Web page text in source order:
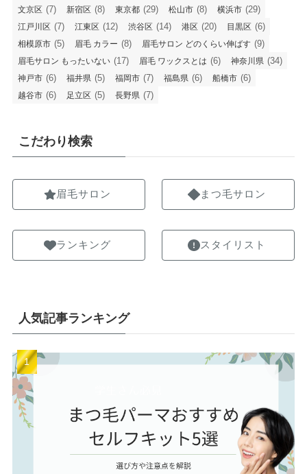
文京区 (7) 新宿区 (8) 東京都 (29) 松山市 (8) 横浜市 (29)
江戸川区 (7) 江東区 (12) 渋谷区 (14) 港区 (20) 目黒区 (6)
相模原市 (5) 眉毛 カラー (8) 眉毛サロン どのくらい伸ばす (9)
眉毛サロン もったいない (17) 眉毛 ワックスとは (6) 神奈川県 (34)
神戸市 (6) 福井県 (5) 福岡市 (7) 福島県 (6) 船橋市 (6)
越谷市 (6) 足立区 (5) 長野県 (7)
こだわり検索
眉毛サロン
ランキング
まつ毛サロン
スタイリスト
人気記事ランキング